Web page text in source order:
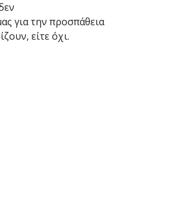
για την προσπάθεια
είτε όχι.